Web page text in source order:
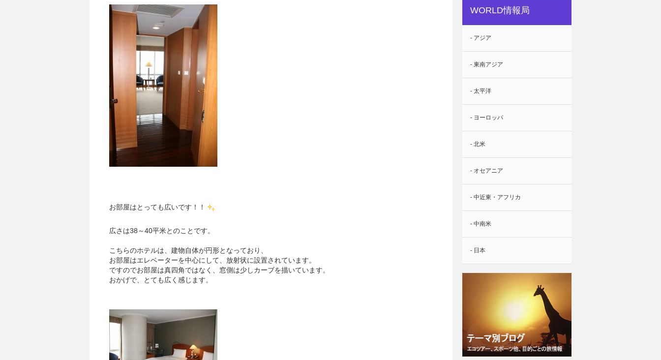
お部屋はとっても広いです！！
広さは38～40平米とのことです。
こちらのホテルは、建物自体が円形となっており、
お部屋はエレベーターを中心にして、放射状に設置されています。
ですのでお部屋は真四角ではなく、窓側は少しカーブを描いています。
おかげで、とても広く感じます。
WORLD情報局
- アジア
- 東南アジア
- 太平洋
- ヨーロッパ
- 北米
- オセアニア
- 中近東・アフリカ
- 中南米
- 日本